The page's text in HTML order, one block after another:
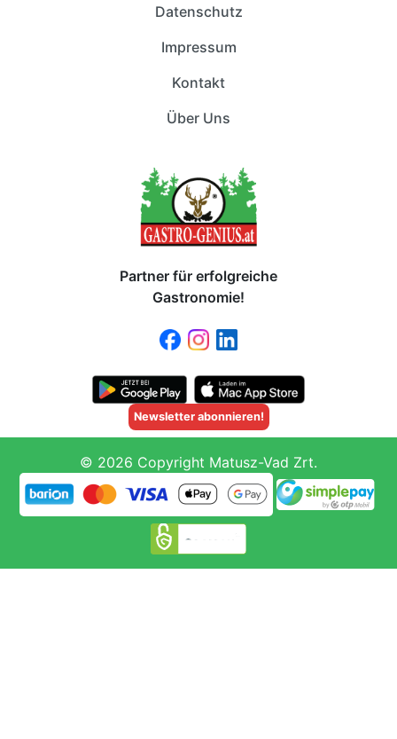
Datenschutz
Impressum
Kontakt
Über Uns
Partner für erfolgreiche
Gastronomie!
Newsletter abonnieren!
© 2026 Copyright Matusz-Vad Zrt.